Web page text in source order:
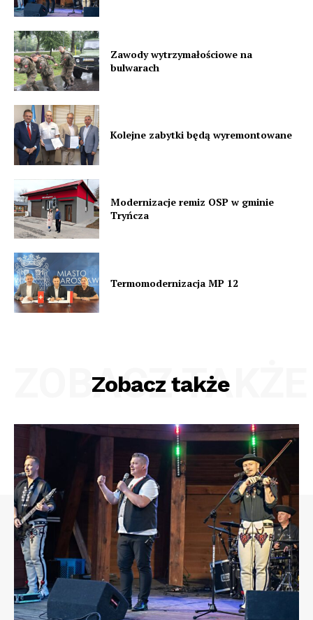
Zawody wytrzymałościowe na
bulwarach
Kolejne zabytki będą wyremontowane
Modernizacje remiz OSP w gminie
Tryńcza
Termomodernizacja MP 12
Zobacz także
ZOBACZ TAKŻE